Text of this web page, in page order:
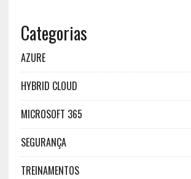
Categorias
AZURE
HYBRID CLOUD
MICROSOFT 365
SEGURANÇA
TREINAMENTOS